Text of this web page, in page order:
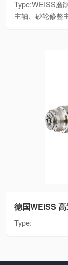
Type:WEISS磨
主轴、砂轮修整
德国WEISS
Type: